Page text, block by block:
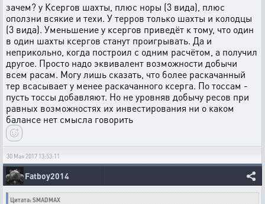
зачем? у Ксергов шахты, плюс норы (3 вида), плюс
оползни всякие и техи. У терров только шахты и колодцы
(3 вида). Уменьшение у ксергов приведёт к тому, что один
в один шахты ксергов станут проигрывать. Да и
неприкольно, когда построил с одним расчётом, а получил
другое. Просто надо эквивалент возможности добычи
всем расам. Могу лишь сказать, что более раскачанный
тер всасывает у менее раскачанного ксерга. По тоссам -
пусть тоссы добавляют. Но не уровняв добычу ресов при
равных возможностях их инвестирования ни о каком
балансе нет смысла говорить
30 Мая 2017 13:53:11
Fatboy2014
Цитата: SMADMAX